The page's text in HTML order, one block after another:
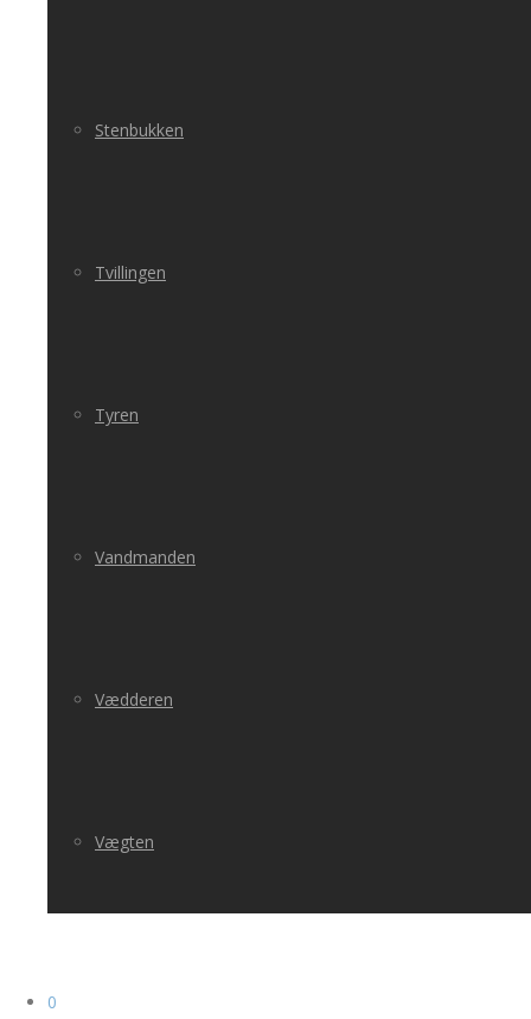
Stenbukken
Tvillingen
Tyren
Vandmanden
Vædderen
Vægten
0